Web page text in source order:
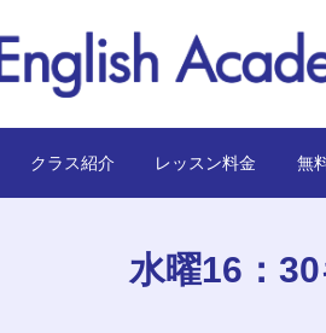
クラス紹介 レッスン料金 無
水曜16：